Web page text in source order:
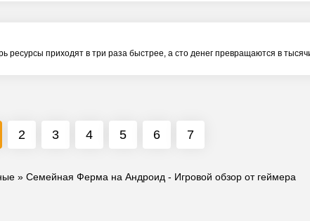
приходят в три раза быстрее, а сто денег превращаются в
2 3 4 5 6 7
» Семейная Ферма на Андроид - Игровой обзор от геймера